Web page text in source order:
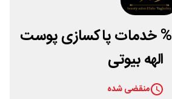
کد تخفیف 80% خدمات پاکسازی پوست
الهه بیوتی
منقضی شده